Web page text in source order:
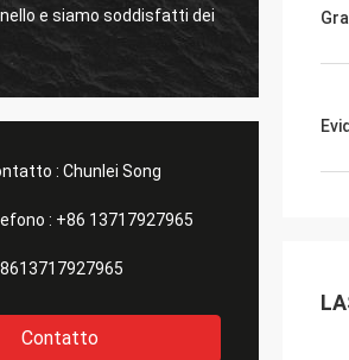
e siamo soddisfatti dei
: Chunlei Song
: +86 13717927965
Contatto